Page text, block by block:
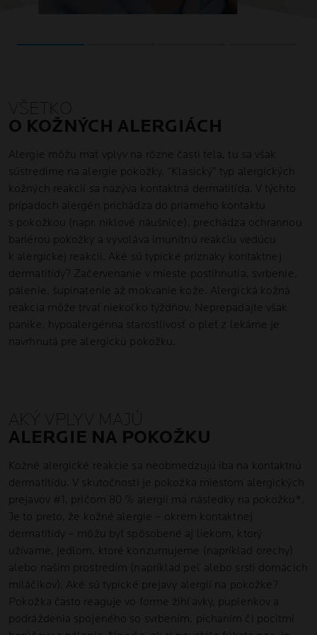
VŠETKO
O KOŽNÝCH ALERGIÁCH
Alergie môžu mať vplyv na rôzne časti tela, tu sa však
sústredime na alergie pokožky. “Klasický” typ alergických
kožných reakcií sa nazýva kontaktná dermatitída. V týchto
prípadoch alergén prichádza do priameho kontaktu
s pokožkou (napr. niklové náušnice), prechádza ochrannou
bariérou pokožky a vyvoláva imunitnú reakciu vedúcu
k alergickej reakcii. Aké sú typické príznaky kontaktnej
dermatitídy? Začervenanie v mieste postihnutia, svrbenie,
pálenie, šupinatenie až mokvanie kože. Alergická kožná
reakcia môže trvať niekoľko týždňov. Neprepadajte však
panike, hypoalergénna starostlivosť o pleť z lekárne je
navrhnutá pre alergickú pokožku.
AKÝ VPLYV MAJÚ
ALERGIE NA POKOŽKU
Kožné alergické reakcie sa neobmedzujú iba na kontaktnú
dermatitídu. V skutočnosti je pokožka miestom alergických
prejavov #1, pričom 80 % alergií má následky na pokožku*.
Je to preto, že kožné alergie – okrem kontaktnej
dermatitídy – môžu byť spôsobené aj liekom, ktorý
užívame, jedlom, ktoré konzumujeme (napríklad orechy)
alebo našim prostredím (napríklad peľ alebo srsti domácich
miláčikov). Aké sú typické prejavy alergií na pokožke?
Pokožka často reaguje vo forme žihľavky, pupienkov a
podráždenia spojeného so svrbením, pichaním či pocitmi